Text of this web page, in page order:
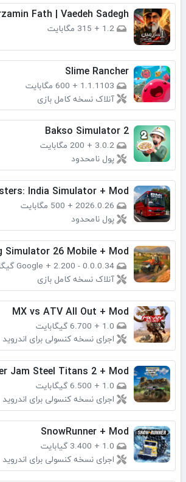
Fath | Vaedeh Sadegh
1.2
+ 315 مگابایت
Slime Rancher
1.1.1103
+ 600 مگابایت
آنلاک نسخه کامل بازی
Bakso Simulator 2
3.0.2
+ 200 مگابایت
پول نامحدود
India Simulator + Mod
2026.0.26
+ 500 مگابایت
پول نامحدود
Simulator 26 Mobile + Mod
0.0.0.34 - Google
+ 2.200 گیگابایت
آنلاک نسخه کامل بازی
MX vs ATV All Out + Mod
1.0
+ 6.700 گیگابایت
اجرای نسخه کنسولی برای اندروید
Jam Steel Titans 2 + Mod
1.0
+ 6.500 گیگابایت
اجرای نسخه کنسولی برای اندروید
SnowRunner + Mod
1.0
+ 3.400 گیابایت
اجرای نسخه کنسولی برای اندروید